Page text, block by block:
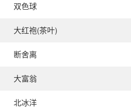
双色球
大红袍(茶叶)
断舍离
大富翁
北冰洋